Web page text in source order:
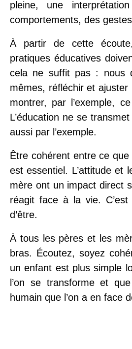
pleine, une
comportements, des
À partir de cette
pratiques éducatives
cela ne suffit pas : nous
mêmes, réfléchir et
montrer, par l’exemple,
L’éducation ne se
aussi par l’exemple.
Être cohérent entre ce
est essentiel. L’attitude et
mère ont un impact direct
réagit face à la vie. C’est
d’être.
À tous les pères et les
bras. Écoutez, soyez
un enfant est plus simple
l’on se transforme et
humain que l’on a en face